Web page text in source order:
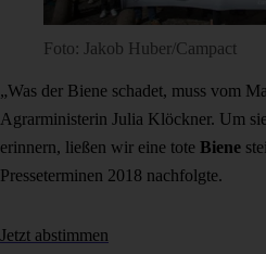
Foto: Jakob Huber/Campact
„Was der Biene schadet, muss vom
Agrarministerin Julia Klöckner. Um
erinnern, ließen wir eine tote Biene
Presseterminen 2018 nachfolgte.
Jetzt abstimmen